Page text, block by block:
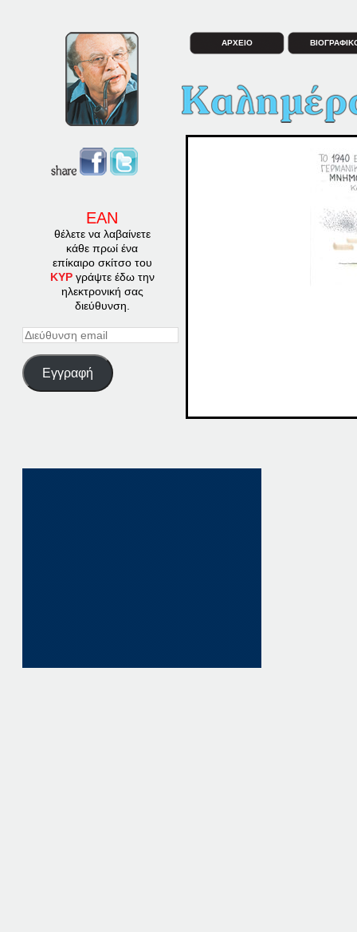
ΕΑΝ
θέλετε να λαβαίνετε
κάθε πρωί ένα
επίκαιρο σκίτσο του
ΚΥΡγράψτε έδω την
ηλεκτρονική σας
διεύθυνση.
Διεύθυνση
Εγγραφή
ΑΡΧΕΙΟ